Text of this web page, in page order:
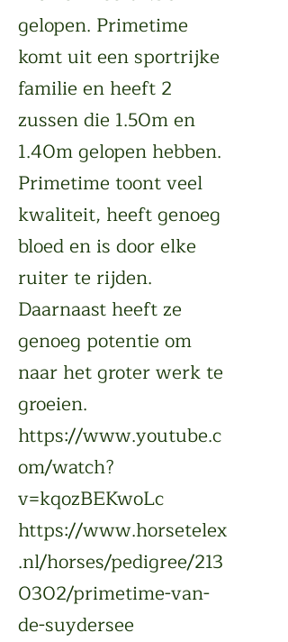
gelopen. Primetime
komt uit een sportrijke
familie en heeft 2
zussen die 1.50m en
1.40m gelopen hebben.
Primetime toont veel
kwaliteit, heeft genoeg
bloed en is door elke
ruiter te rijden.
Daarnaast heeft ze
genoeg potentie om
naar het groter werk te
groeien.
https://www.youtube.c
om/watch?
v=kqozBEKwoLc
https://www.horsetelex
.nl/horses/pedigree/213
0302/primetime-van-
de-suydersee